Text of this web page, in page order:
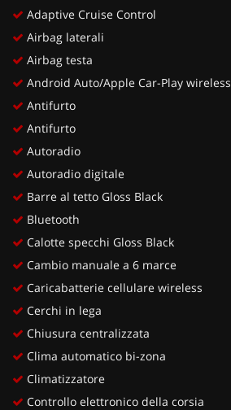
Adaptive Cruise Control
Airbag laterali
Airbag testa
Android Auto/Apple Car-Play wireless
Antifurto
Antifurto
Autoradio
Autoradio digitale
Barre al tetto Gloss Black
Bluetooth
Calotte specchi Gloss Black
Cambio manuale a 6 marce
Caricabatterie cellulare wireless
Cerchi in lega
Chiusura centralizzata
Clima automatico bi-zona
Climatizzatore
Controllo elettronico della corsia